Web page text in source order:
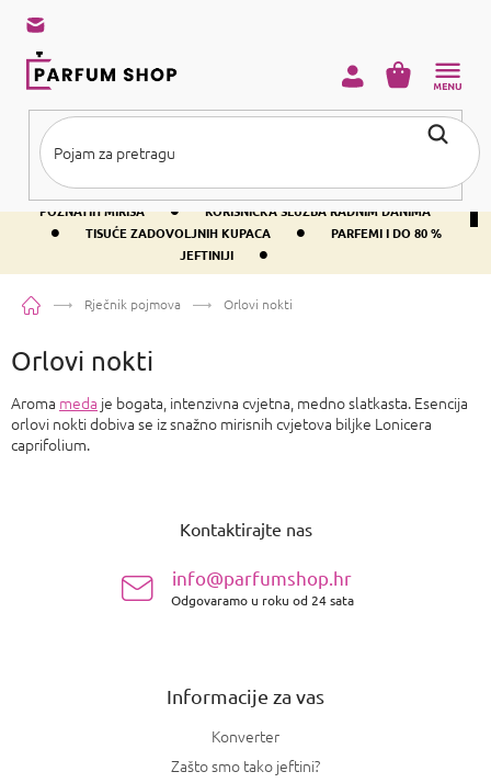
sadržaj
BESPLATNA DOSTAVA IZNAD PRIBLIŽNO 37 € •
400+ SVJETSKI
POZNATIH MIRISA
• KORISNIČKA SLUŽBA RADNIM DANIMA
• TISUĆE ZADOVOLJNIH KUPACA •
PARFEMI I DO 80 %
JEFTINIJI
•
KOŠARICA
PočetnaRječnik pojmova Orlovi nokti
Orlovi nokti
Aroma meda je bogata, intenzivna cvjetna, medno slatkasta. Esencija
orlovi nokti dobiva se iz snažno mirisnih cvjetova biljke Lonicera
caprifolium.
Kontaktirajte nas
info@parfumshop.hr
Odgovaramo u roku od 24 sata
Informacije za vas
Konverter
Zašto smo tako jeftini?